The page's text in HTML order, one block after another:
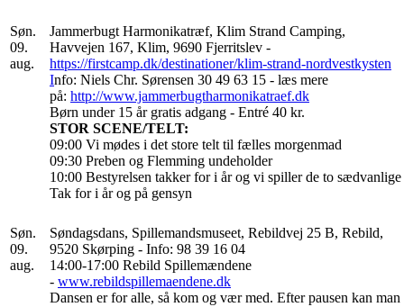
Søn.
09.
aug.
Jammerbugt Harmonikatræf, Klim Strand Camping,
Havvejen 167, Klim, 9690 Fjerritslev -
https://firstcamp.dk/destinationer/klim-strand-nordvestkysten
Info: Niels Chr. Sørensen 30 49 63 15 - læs mere
på: http://www.jammerbugtharmonikatraef.dk
Børn under 15 år gratis adgang - Entré 40 kr.
STOR SCENE/TELT:
09:00 Vi mødes i det store telt til fælles morgenmad
09:30 Preben og Flemming undeholder
10:00 Bestyrelsen takker for i år og vi spiller de to sædvanlige
Tak for i år og på gensyn
Søn.
09.
aug.
Søndagsdans, Spillemandsmuseet, Rebildvej 25 B, Rebild,
9520 Skørping - Info: 98 39 16 04
14:00-17:00 Rebild Spillemændene
- www.rebildspillemaendene.dk
Dansen er for alle, så kom og vær med. Efter pausen kan man